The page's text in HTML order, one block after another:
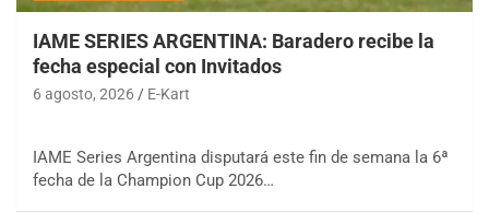
IAME SERIES ARGENTINA: Baradero recibe la
fecha especial con Invitados
6 agosto, 2026 E-Kart
IAME Series Argentina disputará este fin de semana la 6ª
fecha de la Champion Cup 2026…